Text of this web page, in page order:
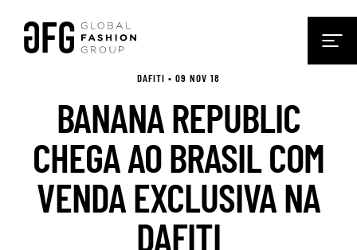
DAFITI • 09 NOV 18
BANANA REPUBLIC
CHEGA AO BRASIL COM
VENDA EXCLUSIVA NA
DAFITI